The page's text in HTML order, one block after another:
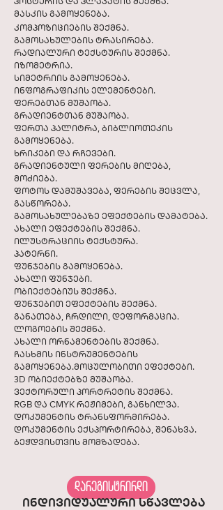
მასკის გამოყენება.
კომპოზიციების შექმნა.
გამოსახულების ტრასირება.
რადიალური ტექსტურის შექმნა.
იზომეტრია.
სიმეტრიის გამოყენება.
ინფოგრაფიკის ელემენტები.
ფერებთან მუშაობა.
გრადიენტთან მუშაობა.
ფერთა პალიტრა, ბიბლიოთეკის
გამოყენება.
ხრიკები და რჩევები.
გრადიენტული ფერების მიღება,
მოძიება.
ფოტოს დამუშავება, ფერების შეცვლა,
გასწორება.
გამოსახულებაზე ეფექტების დამატება.
ახალი ეფექტების შექმნა.
ილუსტრაციის ტექსტურა.
პატერნი.
ფუნჯების გამოყენება.
ახალი ფუნჯები.
ობიექტებიუს შექმნა.
ფუნჯებით ეფექტების შექმნა.
განათება, ჩრდილი, დეფორმაცია.
ლოგოების შექმნა.
ახალი ორნამენტების შექმნა.
ჩასხმის ინსტრუმენტების
გამოყენება.მოცულობითი ეფექტები.
3D ობიექტებზე მუშაობა.
ვექტორული პორტრეტის შექმნა.
RGB და CMYK რეჟიმები, განხილვა.
დოკუმენტის ტრანსფორმირება.
დოკუმენტის ექსპორტირება, შენახვა.
ბეჭდვისთვის მომზადება.
დარეგისტრირდი
ინდივიდუალური სწავლება